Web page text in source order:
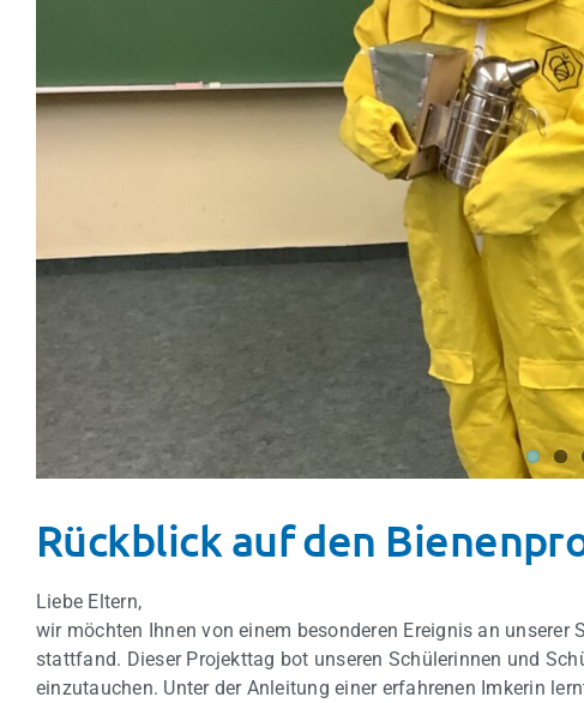
Rückblick auf den
Liebe Eltern,
wir möchten Ihnen von einem besonderen Ereignis an
stattfand. Dieser Projekttag bot unseren Schülerinnen und
einzutauchen. Unter der Anleitung einer erfahrenen Imkerin